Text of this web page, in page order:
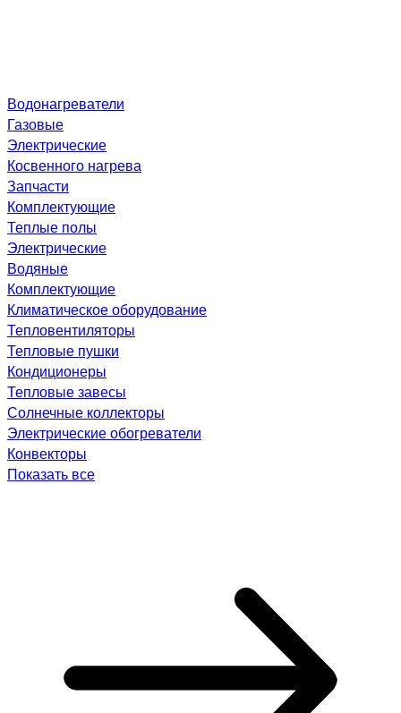
Водонагреватели
Газовые
Электрические
Косвенного нагрева
Запчасти
Комплектующие
Теплые полы
Электрические
Водяные
Комплектующие
Климатическое оборудование
Тепловентиляторы
Тепловые пушки
Кондиционеры
Тепловые завесы
Солнечные коллекторы
Электрические обогреватели
Конвекторы
Показать все